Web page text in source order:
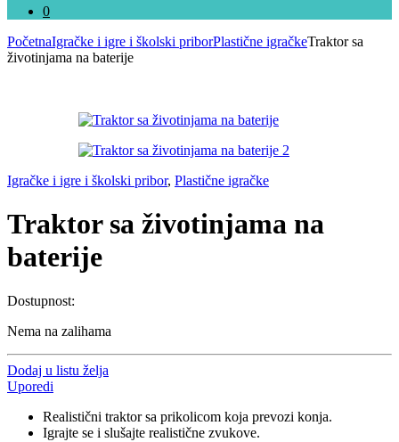
0
PočetnaIgračke i igre i školski priborPlastične igračkeTraktor sa
životinjama na baterije
Igračke i igre i školski pribor, Plastične igračke
Traktor sa životinjama na
baterije
Dostupnost:
Nema na zalihama
Dodaj u listu želja
Uporedi
Realistični traktor sa prikolicom koja prevozi konja.
Igrajte se i slušajte realistične zvukove.